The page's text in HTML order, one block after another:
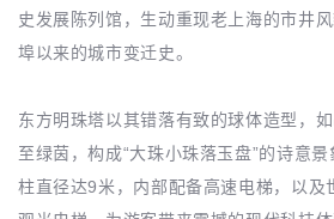
史发展陈列馆，生动重现老上海的市井
埠以来的城市变迁史。
东方明珠塔以其错落有致的球体造型，
至绿茵，构成“大珠小珠落玉盘”的诗意
柱直径达9米，内部配备高速电梯，以及